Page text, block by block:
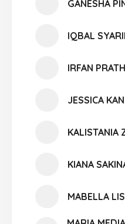
GANESHA
IQBAL
IRFAN
JESSICA
KALISTANIA
KIANA
MABELLA